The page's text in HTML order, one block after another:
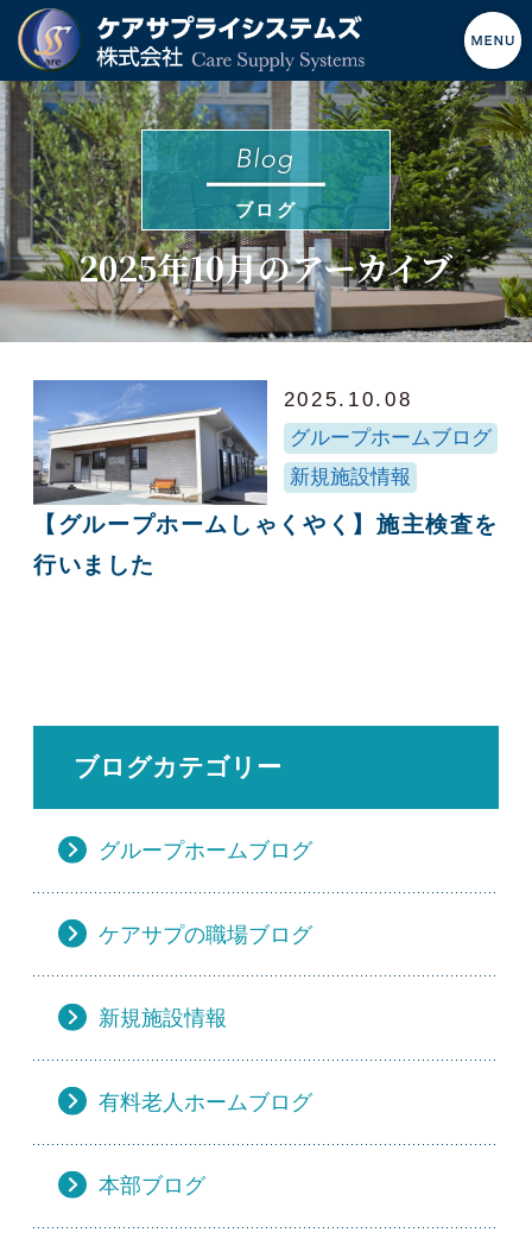
ブログ
2025年10月のアーカイブ
2025.10.08
グループホームブログ
新規施設情報
【グループホームしゃくやく】施主検査を
行いました
ブログカテゴリー
グループホームブログ
ケアサプの職場ブログ
新規施設情報
有料老人ホームブログ
本部ブログ